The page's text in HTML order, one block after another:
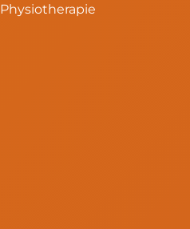
Physiotherapie